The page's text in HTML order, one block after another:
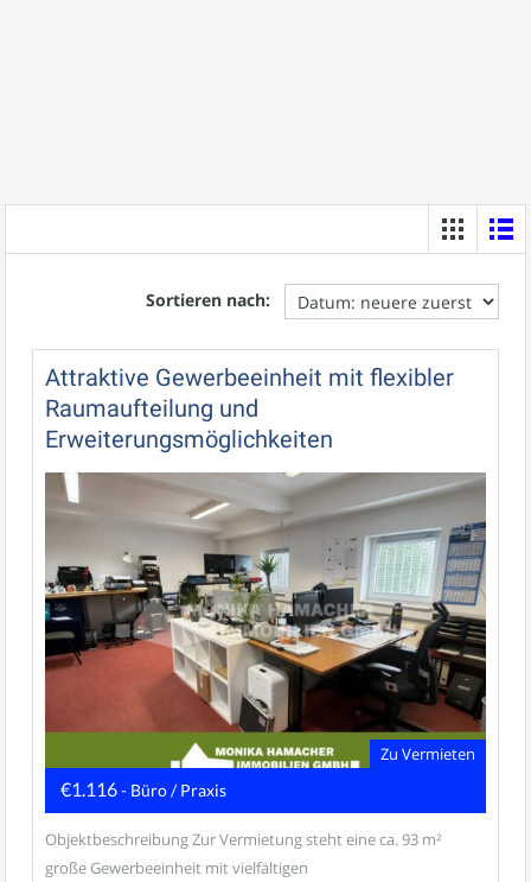
Sortieren nach:
Attraktive Gewerbeeinheit mit flexibler
Raumaufteilung und
Erweiterungsmöglichkeiten
Zu Vermieten
€1.116- Büro / Praxis
Objektbeschreibung Zur Vermietung steht eine ca. 93 m²
große Gewerbeeinheit mit vielfältigen